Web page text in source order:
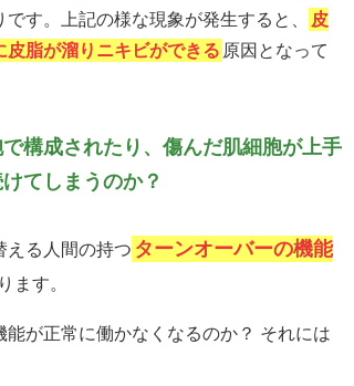
す。上記の様な現象が発生すると、
皮
脂が溜りニキビができる 原因となって
構成されたり、傷んだ肌細胞が上手
てしまうのか？
える人間の持つ ターンオーバーの機能
ます。
が正常に働かなくなるのか？ それには